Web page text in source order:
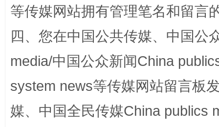
国家大学科技园优化重塑工作
等传媒网站拥有管理笔名和留言
四、您在中国公共传媒、中国公
media/中国公众新闻China
system news等传媒网站留言板
媒、中国全民传媒China publics